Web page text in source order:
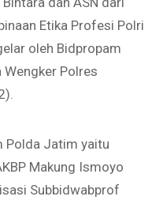
Etika Profesi Polri
oleh Bidpropam
Polres
Polda Jatim yaitu
Makung Ismoyo
Subbidwabprof